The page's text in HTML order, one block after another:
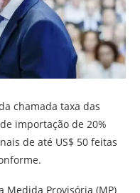
chamada taxa das
importação de 20%
de até US$ 50 feitas
Provisória (MP)